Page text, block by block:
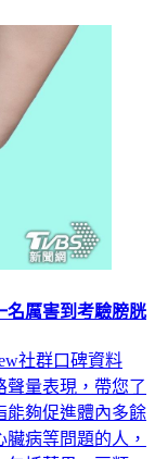
量表現，帶您了
夠促進體內多餘
臟病等問題的人，
括蔬果、豆類、